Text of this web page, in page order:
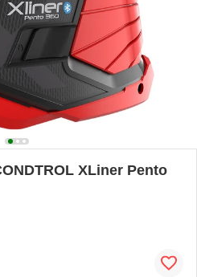
XLiner Pento